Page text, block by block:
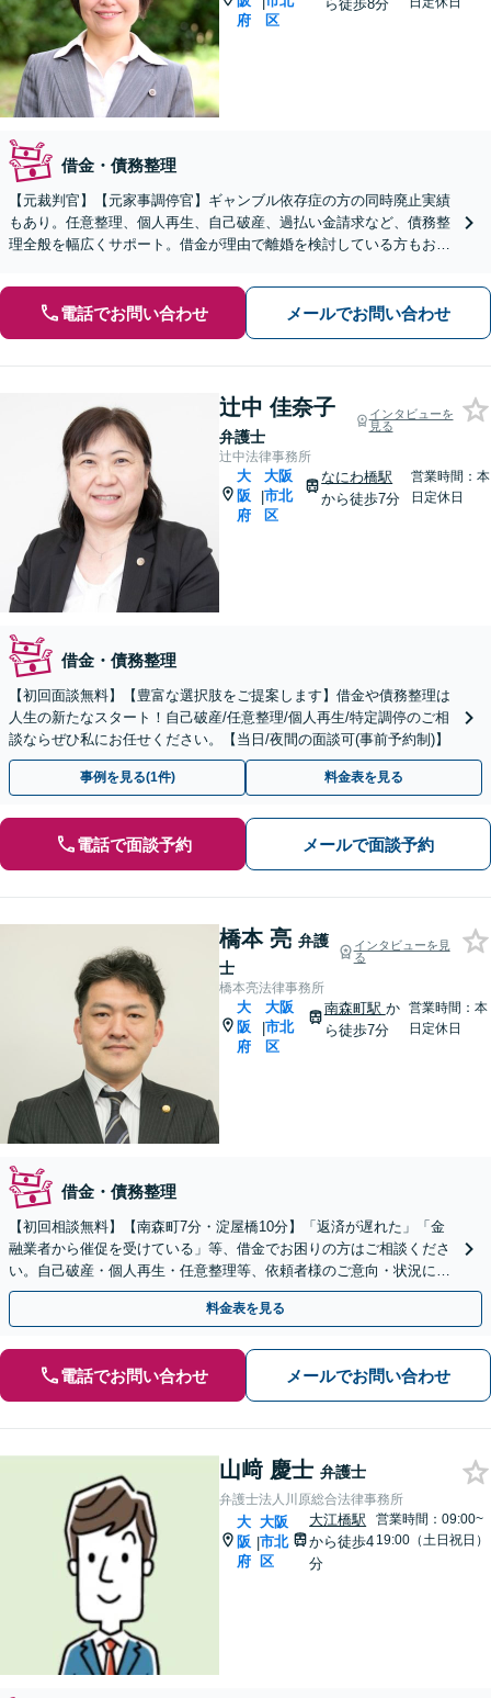
府
区
ら徒歩8分
借金・債務整理
【元裁判官】【元家事調停官】ギャンブル依存症の方の同時廃止実績
もあり。任意整理、個人再生、自己破産、過払い金請求など、債務整
理全般を幅広くサポート。借金が理由で離婚を検討している方もお気
電話でお問い合わせ メールでお問い合わせ
辻中 佳奈子
弁護士
インタビューを
見る
辻中法律事務所
大
阪
府
|
大阪
市北
区
なにわ橋駅
から徒歩7分
営業時間：本
日定休日
借金・債務整理
【初回面談無料】【豊富な選択肢をご提案します】借金や債務整理は
人生の新たなスタート！自己破産/任意整理/個人再生/特定調停のご相
談ならぜひ私にお任せください。【当日/夜間の面談可(事前予約制)】
事例を見る(1件) 料金表を見る
電話で面談予約 メールで面談予約
橋本 亮 弁護
士
インタビューを見
る
橋本亮法律事務所
大
阪
府
|
大阪
市北
区
南森町駅 か
ら徒歩7分
営業時間：本
日定休日
借金・債務整理
【初回相談無料】【南森町7分・淀屋橋10分】「返済が遅れた」「金
融業者から催促を受けている」等、借金でお困りの方はご相談くださ
い。自己破産・個人再生・任意整理等、依頼者様のご意向・状況に合
わせた解決策をご提案します。法人破産も承ります。
料金表を見る
電話でお問い合わせ メールでお問い合わせ
山﨑 慶士 弁護士
弁護士法人川原総合法律事務所
大
阪
府
|
大阪
市北
区
大江橋駅
から徒歩4
分
営業時間：09:00~
19:00（土日祝日）